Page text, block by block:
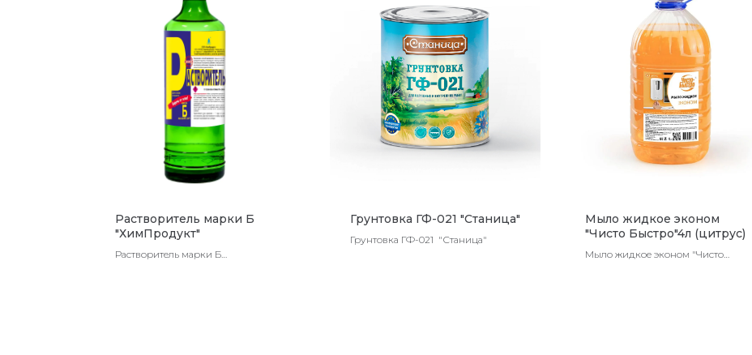
Растворитель марки Б
"ХимПродукт"
Растворитель марки Б
Грунтовка ГФ-021 "Станица"
Грунтовка ГФ-021 "Станица"
Мыло жидкое эконом
"Чисто Быстро"4л (цитрус)
Мыло жидкое эконом "Чисто